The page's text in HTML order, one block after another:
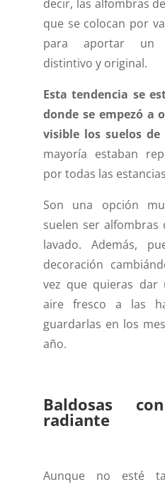
decir, las alfombras
que se colocan por
para aportar un
distintivo y original.
Esta tendencia se
donde se empezó a
visible los suelos de
mayoría estaban
por todas las
Son una opción
suelen ser alfombras
lavado. Además,
decoración
vez que quieras
aire fresco a las
guardarlas en los
año.
Baldosas
radiante
Aunque no esté